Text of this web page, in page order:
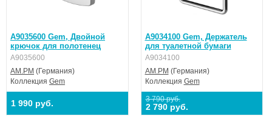
A9035600 Gem, Двойной
крючок для полотенец
A9035600
AM.PM (Германия)
Коллекция Gem
1 990 руб.
A9034100 Gem, Держатель
для туалетной бумаги
A9034100
AM.PM (Германия)
Коллекция Gem
3 790 руб.
2 790 руб.